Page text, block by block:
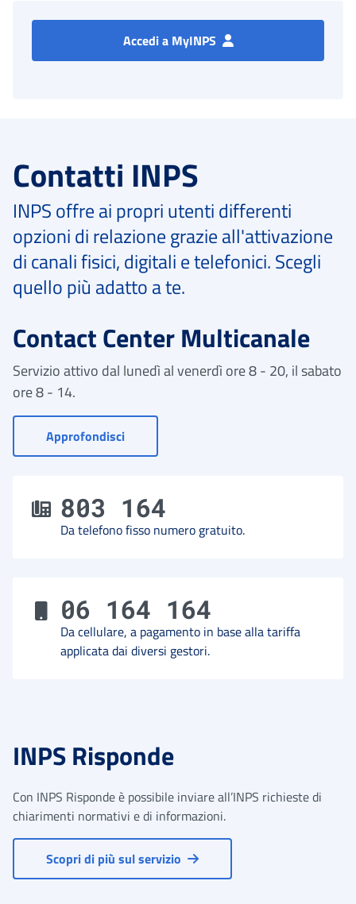
Accedi a MyINPS
Contatti INPS
INPS offre ai propri utenti differenti
opzioni di relazione grazie all'attivazione
di canali fisici, digitali e telefonici. Scegli
quello più adatto a te.
Contact Center Multicanale
Servizio attivo dal lunedì al venerdì ore 8 - 20, il sabato
ore 8 - 14.
Approfondisci- Vai a Contact Center
803 164
Da telefono fisso numero gratuito.
06 164 164
Da cellulare, a pagamento in base alla tariffa
applicata dai diversi gestori.
INPS Risponde
Con INPS Risponde è possibile inviare all’INPS richieste di
chiarimenti normativi e di informazioni.
Scopri di più sul servizio